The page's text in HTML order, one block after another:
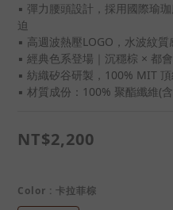
▪ 彈力腰頭設計，採用國際瑜
迫
▪ 高週波熱壓LOGO，水波紋
▪ 經典色系登場｜沉穩棕 × 都
▪ 紡織矽谷研製，100% MIT
▪ 材質成份：100% 聚酯纖維(
NT$2,200
Color : 卡拉菲棕